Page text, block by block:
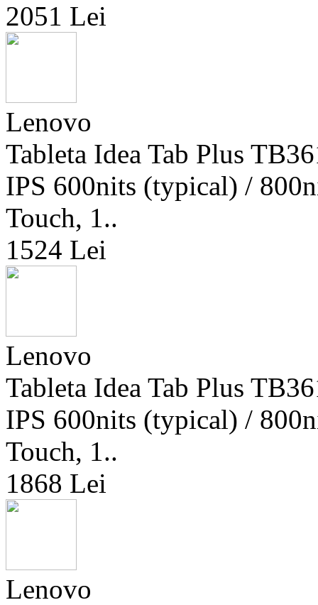
2051 Lei
Lenovo
Tableta Idea Tab Plus
IPS 600nits (typical) /
Touch, 1..
1524 Lei
Lenovo
Tableta Idea Tab Plus
IPS 600nits (typical) /
Touch, 1..
1868 Lei
Lenovo